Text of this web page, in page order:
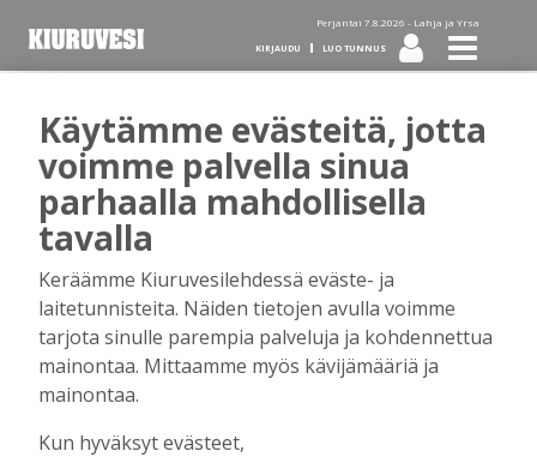
Perjantai 7.8.2026 - Lahja ja Yrsa
KIRJAUDU LUO TUNNUS
Tilaa Kiuruvesi-lehti diginä
tai kotiinkannettuna!
Kirjaudu
Sähköposti
Käytämme evästeitä, jotta
voimme palvella sinua
parhaalla mahdollisella
tavalla
Keräämme Kiuruvesilehdessä eväste- ja
laitetunnisteita. Näiden tietojen avulla voimme
tarjota sinulle parempia palveluja ja kohdennettua
mainontaa. Mittaamme myös kävijämääriä ja
mainontaa.
Kun hyväksyt evästeet,